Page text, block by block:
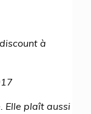
à
Elle plaît aussi